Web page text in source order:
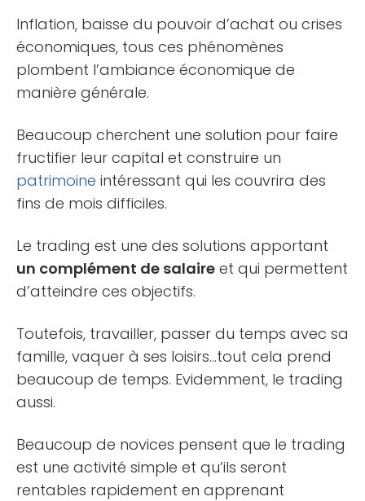
Inflation, baisse du pouvoir d’achat ou crises
économiques, tous ces phénomènes
plombent l’ambiance économique de
manière générale.
Beaucoup cherchent une solution pour faire
fructifier leur capital et construire un
patrimoine intéressant qui les couvrira des
fins de mois difficiles.
Le trading est une des solutions apportant
un complément de salaire et qui permettent
d’atteindre ces objectifs.
Toutefois, travailler, passer du temps avec sa
famille, vaquer à ses loisirs…tout cela prend
beaucoup de temps. Evidemment, le trading
aussi.
Beaucoup de novices pensent que le trading
est une activité simple et qu’ils seront
rentables rapidement en apprenant